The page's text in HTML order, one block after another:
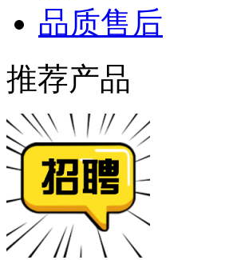
品质售后
推荐产品